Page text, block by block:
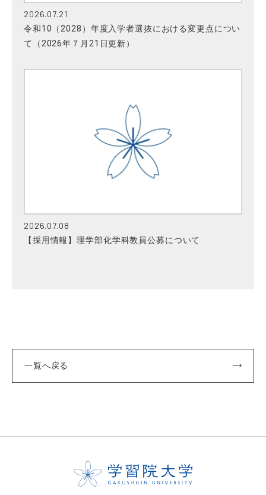
2026.07.21
令和10（2028）年度入学者選抜における変更点につい
て（2026年７月21日更新）
2026.07.08
【採用情報】理学部化学科教員公募について
一覧へ戻る